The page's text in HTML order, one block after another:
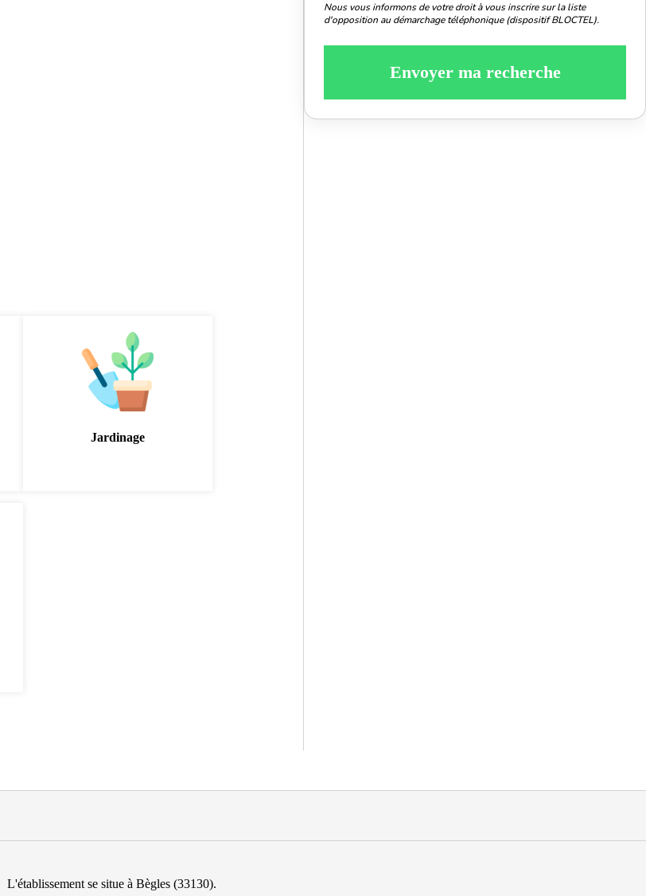
Jardinage
Nous vous informons de votre droit à vous inscrire sur la liste
d'opposition au démarchage téléphonique (dispositif BLOCTEL).
Envoyer ma recherche
L'établissement se situe à Bègles (33130).